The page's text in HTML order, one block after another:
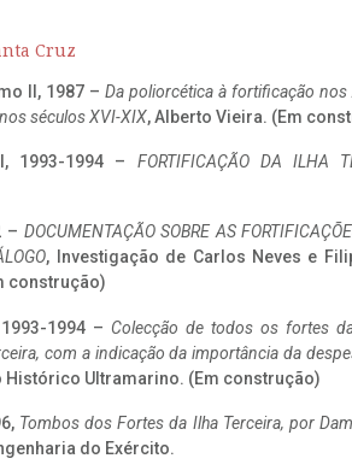
Cruz
II, 1987 – Da poliorcética à fortificação
séculos XVI-XIX, Alberto Vieira. (Em
1993-1994 – FORTIFICAÇÃO DA ILHA
– DOCUMENTAÇÃO SOBRE AS
, Investigação de Carlos Neves e
construção)
1994 – Colecção de todos os fortes
com a indicação da importância da
Histórico Ultramarino. (Em construção)
Tombos dos Fortes da Ilha Terceira, por
do Exército.